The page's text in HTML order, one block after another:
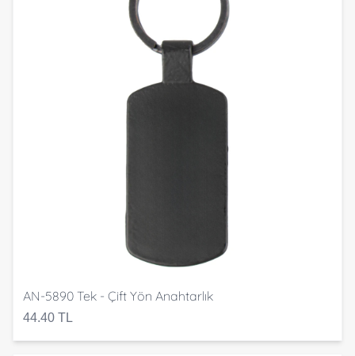
AN-5890 Tek - Çift Yön Anahtarlık
44.40 TL